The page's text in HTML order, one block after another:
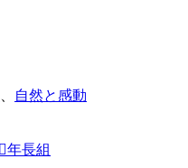
自然と感動
年長組